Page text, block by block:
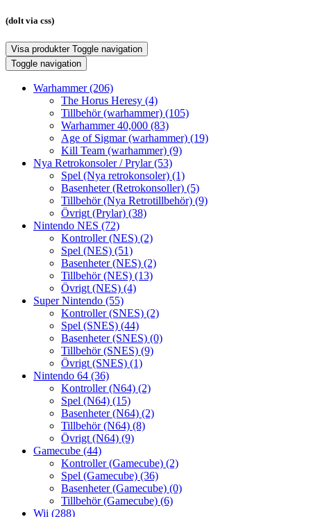
(dolt via css)
Visa produkter Toggle navigation
Toggle navigation
Warhammer(206)
The Horus Heresy (4)
Tillbehör (warhammer) (105)
Warhammer 40,000 (83)
Age of Sigmar (warhammer) (19)
Kill Team (warhammer) (9)
Nya Retrokonsoler / Prylar(53)
Spel (Nya retrokonsoler) (1)
Basenheter (Retrokonsoller) (5)
Tillbehör (Nya Retrotillbehör) (9)
Övrigt (Prylar) (38)
Nintendo NES (72)
Kontroller (NES) (2)
Spel (NES) (51)
Basenheter (NES) (2)
Tillbehör (NES) (13)
Övrigt (NES) (4)
Super Nintendo (55)
Kontroller (SNES) (2)
Spel (SNES) (44)
Basenheter (SNES) (0)
Tillbehör (SNES) (9)
Övrigt (SNES) (1)
Nintendo 64 (36)
Kontroller (N64) (2)
Spel (N64) (15)
Basenheter (N64) (2)
Tillbehör (N64) (8)
Övrigt (N64) (9)
Gamecube (44)
Kontroller (Gamecube) (2)
Spel (Gamecube) (36)
Basenheter (Gamecube) (0)
Tillbehör (Gamecube) (6)
Wii (288)